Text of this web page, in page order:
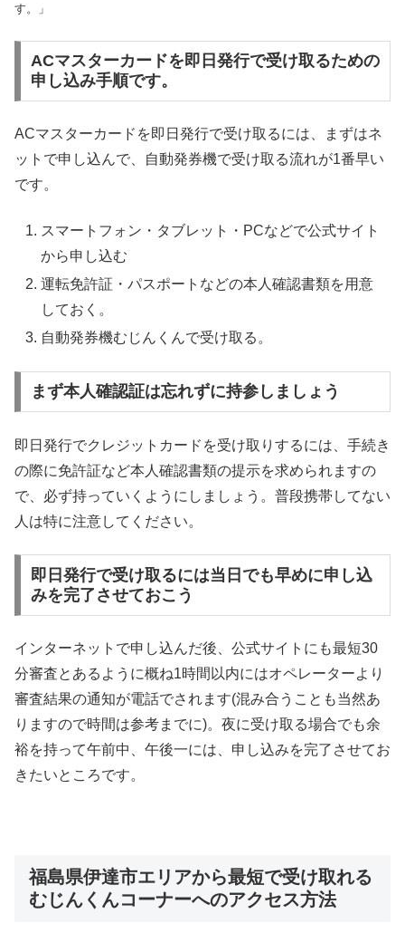
す。」
ACマスターカードを即日発行で受け取るための
申し込み手順です。
ACマスターカードを即日発行で受け取るには、まずはネ
ットで申し込んで、自動発券機で受け取る流れが1番早い
です。
スマートフォン・タブレット・PCなどで公式サイト
から申し込む
運転免許証・パスポートなどの本人確認書類を用意
しておく。
自動発券機むじんくんで受け取る。
まず本人確認証は忘れずに持参しましょう
即日発行でクレジットカードを受け取りするには、手続き
の際に免許証など本人確認書類の提示を求められますの
で、必ず持っていくようにしましょう。普段携帯してない
人は特に注意してください。
即日発行で受け取るには当日でも早めに申し込
みを完了させておこう
インターネットで申し込んだ後、公式サイトにも最短30
分審査とあるように概ね1時間以内にはオペレーターより
審査結果の通知が電話でされます(混み合うことも当然あ
りますので時間は参考までに)。夜に受け取る場合でも余
裕を持って午前中、午後一には、申し込みを完了させてお
きたいところです。
福島県伊達市エリアから最短で受け取れる
むじんくんコーナーへのアクセス方法